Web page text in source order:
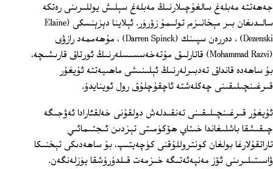
جەھەتتە مەبلەغ سالغۇچىلارنىڭ مەبلەغ سېلىش يوللىرىنى رەتكە
سالىدىغان بىر مېخانىزم تولىمۇ زۆرۈر. ئېلاينا دېزېنسكى (Elaine
Dezenski) ، دەررەن سپىنك (Darren Spinck) ، مۇھەممەد رازۋى
(Mohammad Razvi) قاتارلىق مۇتەخەسسىسلەرنىڭ ئورتاق قارىشىچە،
بۇ ساھەدە قانداق تەدبىرلەرنىڭ ئېلىنىشى ماھىيەتتە ئۇيغۇر
قىرغىنچىلىقىنى چەكلەشتە ئاچقۇچلۇق رول ئوينايدۇ.
ئۇيغۇر قىرغىنچىلىقىنى تەنقىدلەش دولقۇنى خەلقئارادا ئەۋجىگە
چىقىشقا باشلىغاندا خىتاي ھۆكۈمىتى تېزدىن ئىجتىمائىي
تاراتقۇلارغا بولغان كونتروللۇقنى كۈچەيتىپ، بۇ ساھەدىكى تېخنىكا
ۋاسىتىلىرىنى ئۆز مەنپەئەتىگە خىزمەت قىلدۇرۇشقا يۈزلەنگەن.